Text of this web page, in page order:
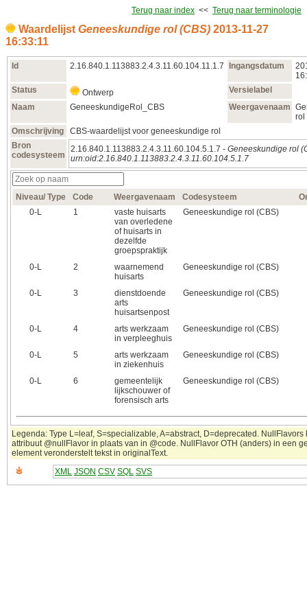
Terug naar index << Terug naar terminologie
Waardelijst Geneeskundige rol (CBS) 2013‑11‑27
16:33:11
Id 2.16.840.1.113883.2.4.3.11.60.104.11.1.7 Ingangsdatum
Status
Ontwerp
Versielabel
Naam
GeneeskundigeRol_CBS Weergavenaam
rol
Omschrijving
CBS-waardelijst voor geneeskundige rol
Bron
codesysteem
2.16.840.1.113883.2.4.3.11.60.104.5.1.7 - Geneeskundige rol
urn:oid:2.16.840.1.113883.2.4.3.11.60.104.5.1.7
Niveau/ Type Code Weergavenaam Codesysteem
0‑L
1
vaste huisarts
van overledene
of huisarts in
dezelfde
groepspraktijk
Geneeskundige rol (CBS)
0‑L 2
waarnemend
huisarts
Geneeskundige rol (CBS)
0‑L 3
dienstdoende
arts
huisartsenpost
Geneeskundige rol (CBS)
0‑L 4
arts werkzaam
in verpleeghuis
Geneeskundige rol (CBS)
0‑L 5
arts werkzaam
in ziekenhuis
Geneeskundige rol (CBS)
0‑L 6
gemeentelijk
lijkschouwer of
forensisch arts
Geneeskundige rol (CBS)
Legenda: Type L=leaf, S=specializable, A=abstract, D=deprecated. NullFlavors
attribuut @nullFlavor in plaats van in @code. NullFlavor OTH (anders) in een
element veronderstelt tekst in originalText.
XML JSON CSV SQL SVS